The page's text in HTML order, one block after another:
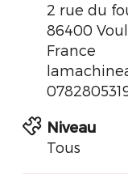
2 rue du
86400
France
Niveau
Tous